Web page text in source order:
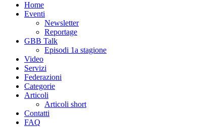
Home
Eventi
Newsletter
Reportage
GBB Talk
Episodi 1a stagione
Video
Servizi
Federazioni
Categorie
Articoli
Articoli short
Contatti
FAQ